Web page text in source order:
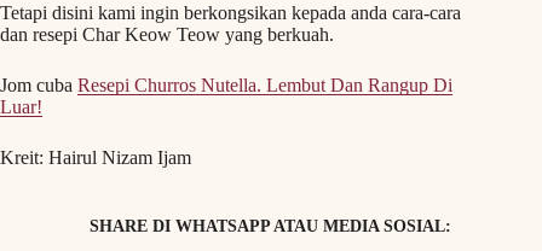
Tetapi disini kami ingin berkongsikan kepada anda cara-cara
dan resepi Char Keow Teow yang berkuah.
Jom cuba Resepi Churros Nutella. Lembut Dan Rangup Di
Luar!
Kreit: Hairul Nizam Ijam
SHARE DI WHATSAPP ATAU MEDIA SOSIAL: